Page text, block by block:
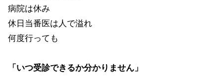
病院は休み
休日当番医は人で溢れ
何度行っても
「いつ受診できるか分かりません」